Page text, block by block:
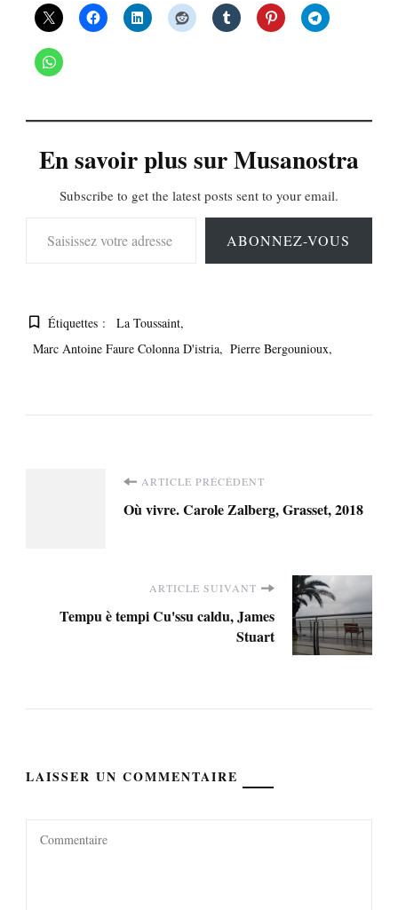
En savoir plus sur Musanostra
Subscribe to get the latest posts sent to your email.
Saisissez votre adresse e-mail…
ABONNEZ-VOUS
Étiquettes :
La Toussaint
Marc Antoine Faure Colonna D'istria
Pierre Bergounioux
NavigationARTICLE PRÉCÉDENT
Où vivre. Carole Zalberg, Grasset, 2018
ARTICLE SUIVANT
Tempu è tempi Cu'ssu caldu, James
Stuart
LAISSER UN COMMENTAIRE